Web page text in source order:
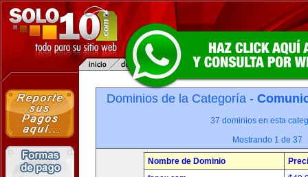
Dominios de la Categoría -
37 dominios en esta
Mostrando 1 de 37
Nombre de Dominio